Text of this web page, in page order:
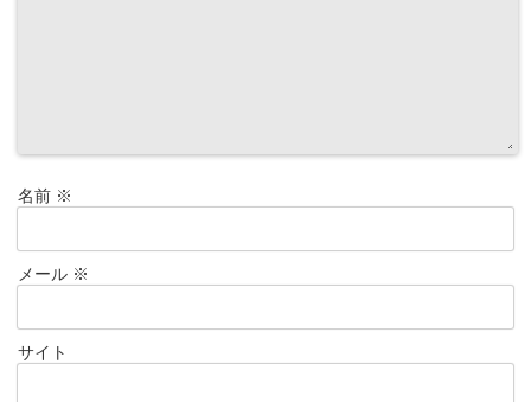
名前 ※
メール ※
サイト